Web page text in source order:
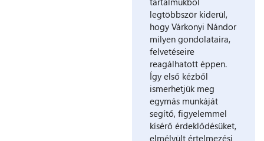
legtöbbször kiderül,
hogy Várkonyi Nándor
milyen gondolataira,
felvetéseire
reagálhatott éppen.
Így első kézből
ismerhetjük meg
egymás munkáját
segítő, figyelemmel
kísérő érdeklődésüket,
elmélyült értelmezési